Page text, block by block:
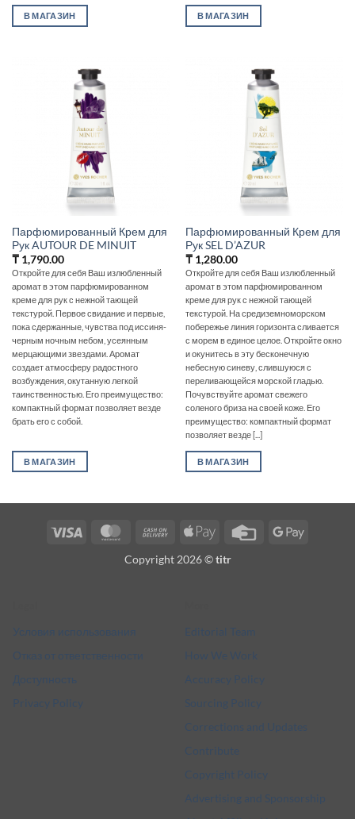
В МАГАЗИН В МАГАЗИН
Парфюмированный Крем для
Рук AUTOUR DE MINUIT
₸1,790.00
Откройте для себя Ваш излюбленный
аромат в этом парфюмированном
креме для рук с нежной тающей
текстурой. Первое свидание и первые,
пока сдержанные, чувства под иссиня-
черным ночным небом, усеянным
мерцающими звездами. Аромат
создает атмосферу радостного
возбуждения, окутанную легкой
таинственностью. Его преимущество:
компактный формат позволяет везде
брать его с собой.
В МАГАЗИН
Парфюмированный Крем для
Рук SEL D’AZUR
₸1,280.00
Откройте для себя Ваш излюбленный
аромат в этом парфюмированном
креме для рук с нежной тающей
текстурой. На средиземноморском
побережье линия горизонта сливается
с морем в единое целое. Откройте окно
и окунитесь в эту бесконечную
небесную синеву, слившуюся с
переливающейся морской гладью.
Почувствуйте аромат свежего
соленого бриза на своей коже. Его
преимущество: компактный формат
позволяет везде [...]
В МАГАЗИН
Visa MasterCardCash
Delivery
Apple
Credit
Google
Copyright 2026 ©titr
Условия использования
Отказ от ответственности
Доступность
Privacy Policy
Editorial Team
How We Work
Accuracy Policy
Sourcing Policy
Corrections and Updates
Contribute
Copyright Policy
Advertising and Sponsorship